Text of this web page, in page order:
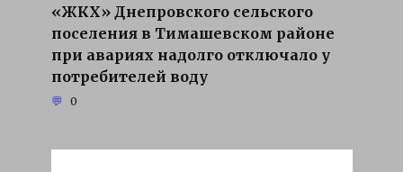
«ЖКХ» Днепровского сельского
поселения в Тимашевском районе
при авариях надолго отключало у
потребителей воду
0